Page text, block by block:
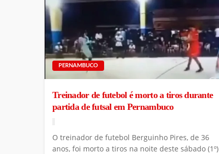
PERNAMBUCO
Treinador de futebol é morto a tiros durante
partida de futsal em Pernambuco
O treinador de futebol Berguinho Pires, de 36
anos, foi morto a tiros na noite deste sábado (1º)